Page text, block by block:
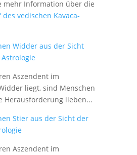
mehr Information über die
des vedischen Kavaca-
Widder aus der Sicht
Aszendent im
liegt, sind Menschen
Herausforderung lieben...
Stier aus der Sicht der
Aszendent im